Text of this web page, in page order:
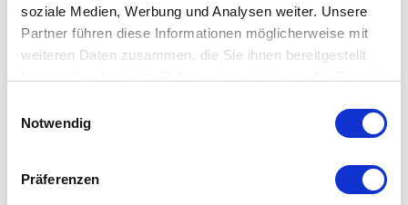
soziale Medien, Werbung und Analysen weiter. Unsere
Partner führen diese Informationen möglicherweise mit
weiteren Daten zusammen, die Sie ihnen bereitgestellt
Notwendig
Präferenzen